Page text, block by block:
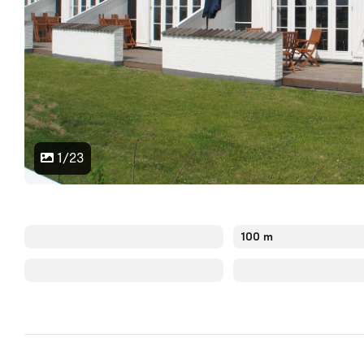
1/23
100 m